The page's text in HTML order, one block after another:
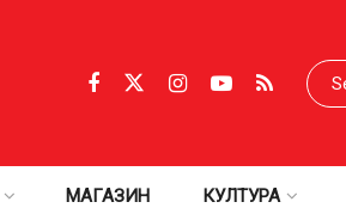
МАГАЗИН КУЛТУРА